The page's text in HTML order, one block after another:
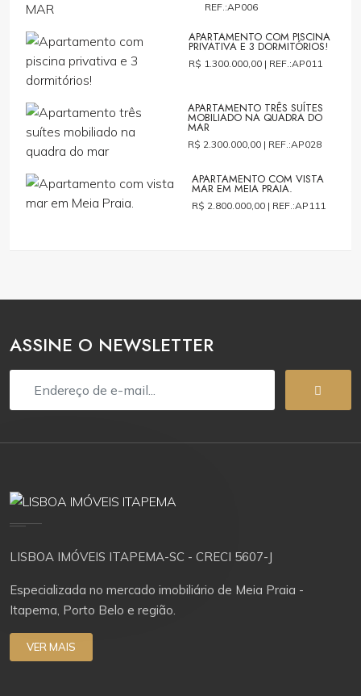
REF.:AP006
APARTAMENTO COM PISCINA
PRIVATIVA E 3 DORMITÓRIOS!
R$ 1.300.000,00 | REF.:AP011
APARTAMENTO TRÊS SUÍTES
MOBILIADO NA QUADRA DO
MAR
R$ 2.300.000,00 | REF.:AP028
APARTAMENTO COM VISTA
MAR EM MEIA PRAIA.
R$ 2.800.000,00 | REF.:AP111
ASSINE O NEWSLETTER
LISBOA IMÓVEIS ITAPEMA-SC - CRECI 5607-J
Especializada no mercado imobiliário de Meia Praia -
Itapema, Porto Belo e região.
VER MAIS